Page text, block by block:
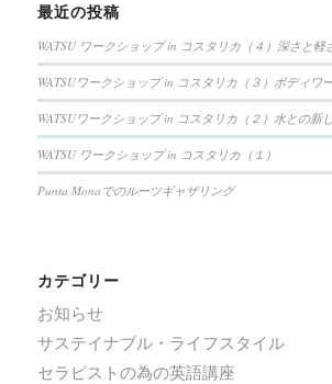
最近の投稿
WATSU ワークショップ in コスタリカ（４）深さと軽
WATSUワークショップ in コスタリカ（３）ボディワ
WATSUワークショップ in コスタリカ（２）水との新
WATSU ワークショップ in コスタリカ（１）
Punta Monaでのルーツギャザリング
カテゴリー
お知らせ
サステイナブル・ライフスタイル
セラピストの為の英語講座